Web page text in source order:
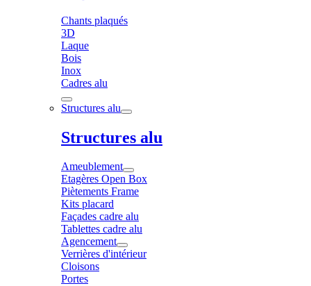
Chants plaqués
3D
Laque
Bois
Inox
Cadres alu
Structures alu
Structures alu
Ameublement
Etagères Open Box
Piètements Frame
Kits placard
Façades cadre alu
Tablettes cadre alu
Agencement
Verrières d'intérieur
Cloisons
Portes